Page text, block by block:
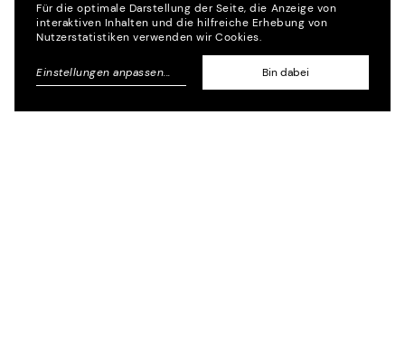
Für die optimale Darstellung der Seite, die Anzeige von
interaktiven Inhalten und die hilfreiche Erhebung von
Nutzerstatistiken verwenden wir Cookies.
Einstellungen anpassen... Bin dabei